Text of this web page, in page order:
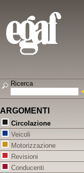
Ricerca
ARGOMENTI
Circolazione
Veicoli
Motorizzazione
Revisioni
Conducenti